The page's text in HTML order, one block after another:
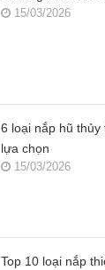
15/03/2026
6 loại nắp hũ
lựa chọn
15/03/2026
Top 10 loại nắp